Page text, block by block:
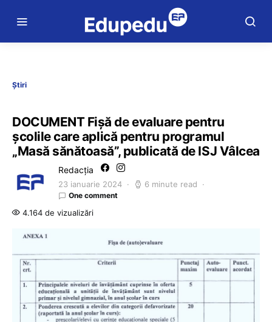
Știri
DOCUMENT Fișă de evaluare pentru
școlile care aplică pentru programul
„Masă sănătoasă”, publicată de ISJ Vâlcea
Redacția
23 ianuarie 2024 6 minute read
One comment
4.164 de vizualizări